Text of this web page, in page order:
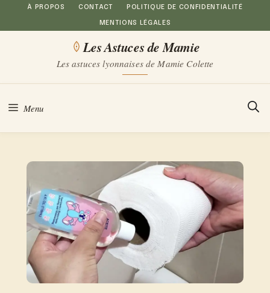
Aller
au
À PROPOS CONTACT POLITIQUE DE CONFIDENTIALITÉ
MENTIONS LÉGALES
Les Astuces de Mamie
Les astuces lyonnaises de Mamie Colette
Menu